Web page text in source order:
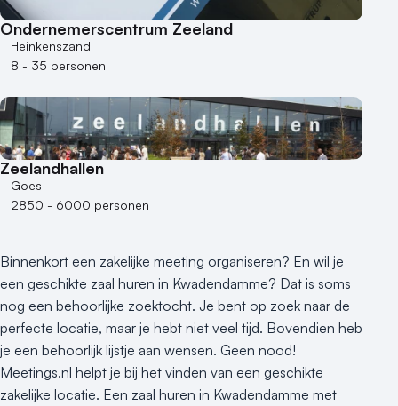
Groene locatie
Heisessie
Hotel
Hybride events
Industriële locatie
Kasteel en landgoed
Kleine / intieme locatie
Locaties aan zee
Ondernemerscentrum Zeeland
Heinkenszand
8 - 35 personen
Zeelandhallen
Goes
2850 - 6000 personen
Binnenkort een zakelijke meeting organiseren? En wil je
een geschikte zaal huren in Kwadendamme? Dat is soms
nog een behoorlijke zoektocht. Je bent op zoek naar de
perfecte locatie, maar je hebt niet veel tijd. Bovendien heb
je een behoorlijk lijstje aan wensen. Geen nood!
Meetings.nl helpt je bij het vinden van een geschikte
zakelijke locatie. Een zaal huren in Kwadendamme met